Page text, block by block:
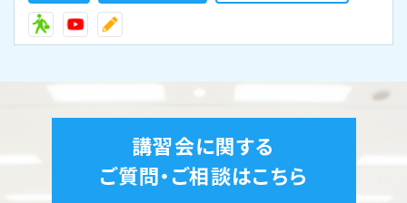
東京校【下期】第一種電気工事士学科試験（CBT・筆
記）対策 9月10日・11日開催(YouTubeライブ配信
空席あり
講習会に関する
ご質問・ご相談はこちら